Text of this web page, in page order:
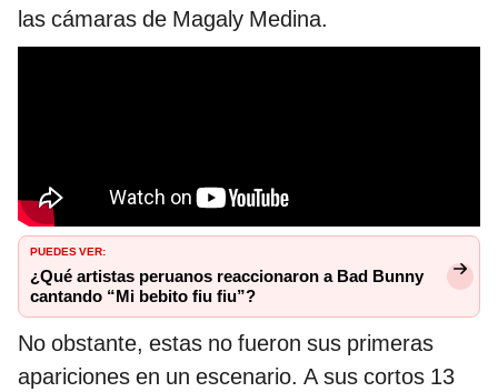
las cámaras de Magaly Medina.
PUEDES VER:
¿Qué artistas peruanos reaccionaron a Bad Bunny
cantando “Mi bebito fiu fiu”?
No obstante, estas no fueron sus primeras
apariciones en un escenario. A sus cortos 13